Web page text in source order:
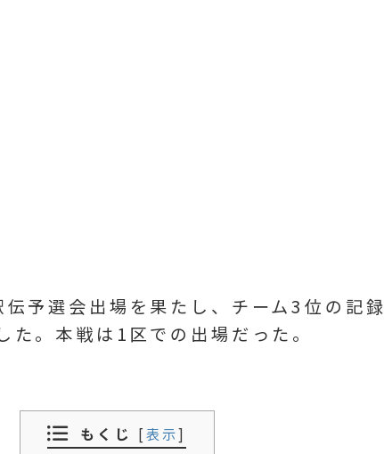
予選会出場を果たし、チーム3位の記録
た。本戦は1区での出場だった。
もくじ [表示]